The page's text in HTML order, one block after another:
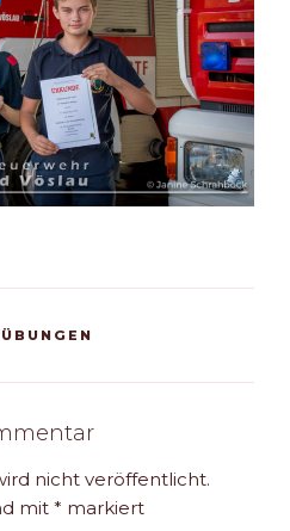
nicht veröffentlicht.
mit * markiert